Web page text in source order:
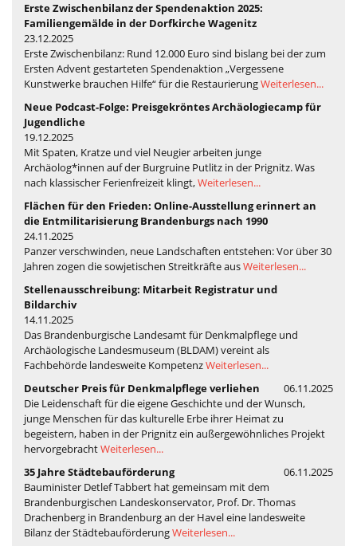
Erste Zwischenbilanz der Spendenaktion 2025:
Familiengemälde in der Dorfkirche Wagenitz
23.12.2025
Erste Zwischenbilanz: Rund 12.000 Euro sind bislang bei der zum
Ersten Advent gestarteten Spendenaktion „Vergessene
Kunstwerke brauchen Hilfe“ für die RestaurierungWeiterlesen...
Neue Podcast-Folge: Preisgekröntes Archäologiecamp für
Jugendliche
19.12.2025
Mit Spaten, Kratze und viel Neugier arbeiten junge
Archäolog*innen auf der Burgruine Putlitz in der Prignitz. Was
nach klassischer Ferienfreizeit klingt,Weiterlesen...
Flächen für den Frieden: Online-Ausstellung erinnert an
die Entmilitarisierung Brandenburgs nach 1990
24.11.2025
Panzer verschwinden, neue Landschaften entstehen: Vor über 30
Jahren zogen die sowjetischen Streitkräfte ausWeiterlesen...
Stellenausschreibung: Mitarbeit Registratur und
Bildarchiv
14.11.2025
Das Brandenburgische Landesamt für Denkmalpflege und
Archäologische Landesmuseum (BLDAM) vereint als
Fachbehörde landesweite KompetenzWeiterlesen...
Deutscher Preis für Denkmalpflege verliehen
06.11.2025
Die Leidenschaft für die eigene Geschichte und der Wunsch,
junge Menschen für das kulturelle Erbe ihrer Heimat zu
begeistern, haben in der Prignitz ein außergewöhnliches Projekt
hervorgebrachtWeiterlesen...
35 Jahre Städtebauförderung
06.11.2025
Bauminister Detlef Tabbert hat gemeinsam mit dem
Brandenburgischen Landeskonservator, Prof. Dr. Thomas
Drachenberg in Brandenburg an der Havel eine landesweite
Bilanz der StädtebauförderungWeiterlesen...